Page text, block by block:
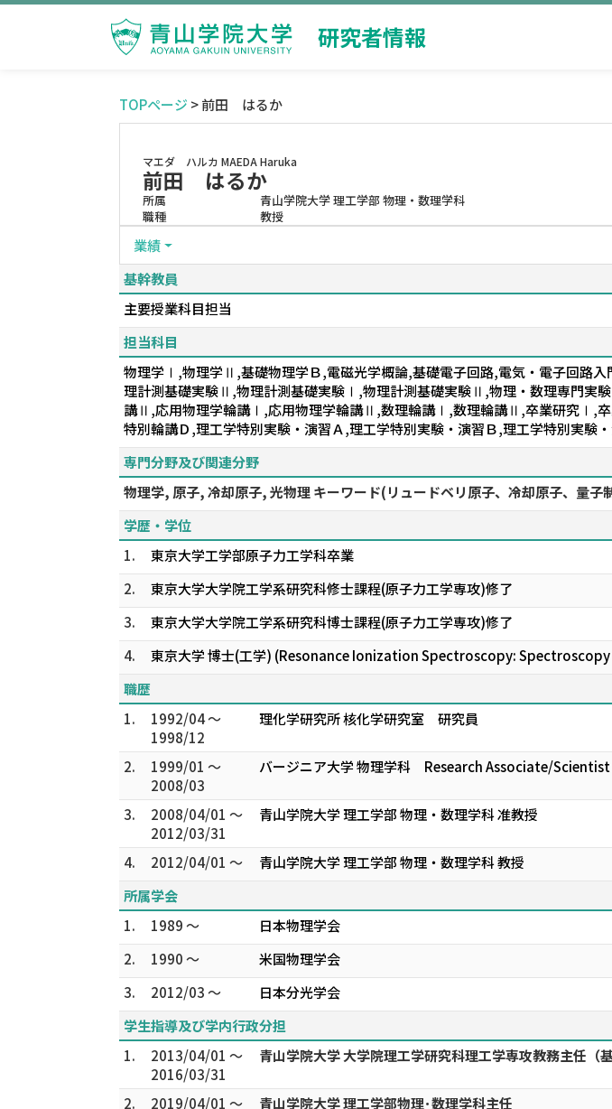
研究者情報
TOPページ > 前田 はるか
マエダ ハルカ MAEDA Haruka
前田 はるか
所属
青山学院大学 理工学部 物理・数理学科
職種
教授
業績
基幹教員
主要授業科目担当
担当科目
物理学Ⅰ,物理学Ⅱ,基礎物理学Ｂ,電磁光学概論,基礎電子回路,電気・電子回路
理計測基礎実験Ⅱ,物理計測基礎実験Ⅰ,物理計測基礎実験Ⅱ,物理・数理専門
講Ⅱ,応用物理学輪講Ⅰ,応用物理学輪講Ⅱ,数理輪講Ⅰ,数理輪講Ⅱ,卒業研究Ⅰ,卒
特別輪講Ｄ,理工学特別実験・演習Ａ,理工学特別実験・演習Ｂ,理工学特別実験
専門分野及び関連分野
物理学, 原子, 冷却原子, 光物理 キーワード(リュードベリ原子、冷却原子、量子
学歴・学位
1.
東京大学工学部原子力工学科卒業
2.
東京大学大学院工学系研究科修士課程(原子力工学専攻)修了
3.
東京大学大学院工学系研究科博士課程(原子力工学専攻)修了
4.
東京大学 博士(工学) (Resonance Ionization Spectroscopy:
職歴
1.
1992/04 ～
1998/12
理化学研究所 核化学研究室 研究員
2.
1999/01 ～
2008/03
バージニア大学 物理学科 Research Associate/Scientist
3.
2008/04/01 ～
2012/03/31
青山学院大学 理工学部 物理・数理学科 准教授
4. 2012/04/01 ～
青山学院大学 理工学部 物理・数理学科 教授
所属学会
1.
1989 ～
日本物理学会
2.
1990 ～
米国物理学会
3.
2012/03 ～
日本分光学会
学生指導及び学内行政分担
1.
2013/04/01 ～
2016/03/31
青山学院大学 大学院理工学研究科理工学専攻教務主任（基
2.
2019/04/01 ～
青山学院大学 理工学部物理･数理学科主任